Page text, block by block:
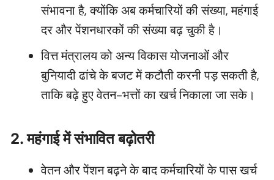
संभावना है, क्योंकि अब कर्मचारियों की संख्या, महंगाई
दर और पेंशनधारकों की संख्या बढ़ चुकी है।
वित्त मंत्रालय को अन्य विकास योजनाओं और
बुनियादी ढांचे के बजट में कटौती करनी पड़ सकती है,
ताकि बढ़े हुए वेतन-भत्तों का खर्च निकाला जा सके।
2. महंगाई में संभावित बढ़ोतरी
वेतन और पेंशन बढ़ने के बाद कर्मचारियों के पास खर्च